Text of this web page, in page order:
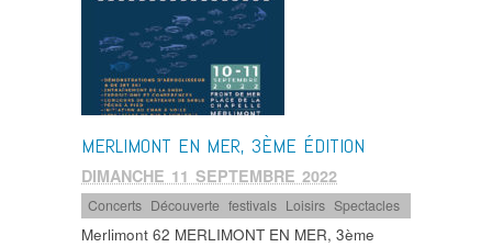
MERLIMONT EN MER, 3ÈME ÉDITION
DIMANCHE 11 SEPTEMBRE 2022
Concerts Découverte ,festivals Loisirs ,Spectacles
Merlimont 62 MERLIMONT EN MER, 3ème